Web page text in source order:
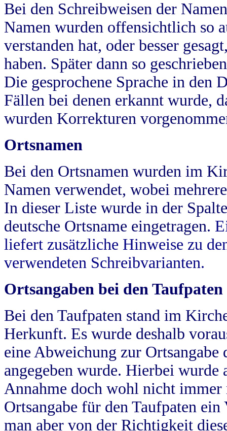
Bei den Schreibweisen der
Namen wurden offensichtlich so
verstanden hat, oder besser
haben. Später dann so
Die gesprochene Sprache in
Fällen bei denen erkannt wurde,
wurden Korrekturen
Ortsnamen
Bei den Ortsnamen wurden im
Namen verwendet, wobei
In dieser Liste wurde in der
deutsche Ortsname eingetragen.
liefert zusätzliche Hinweise zu
verwendeten Schreibvarianten.
Ortsangaben bei den Taufpaten
Bei den Taufpaten stand im
Herkunft. Es wurde deshalb
eine Abweichung zur
angegeben wurde. Hierbei wurde
Annahme doch wohl nicht
Ortsangabe für den Taufpaten
man aber von der Richtigkeit